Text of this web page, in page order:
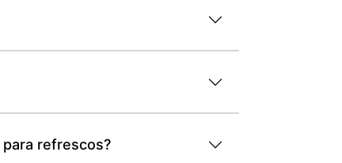
para refrescos?